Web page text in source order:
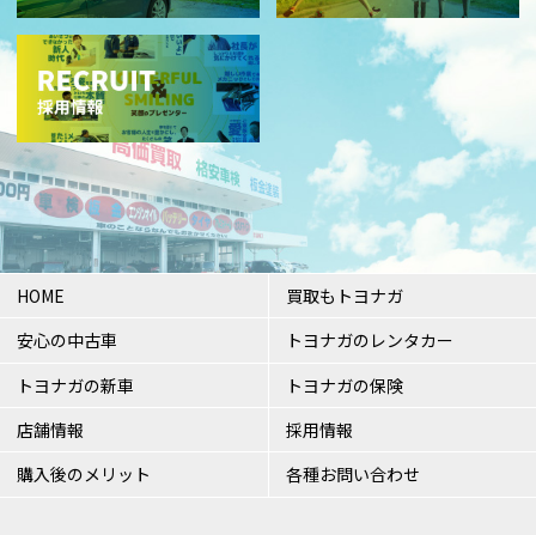
HOME
安心の中古車
トヨナガの新車
店舗情報
購入後のメリット
買取もトヨナガ
トヨナガのレンタカー
トヨナガの保険
採用情報
各種お問い合わせ